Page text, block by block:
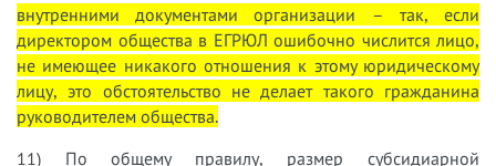
внутренними документами организации – так, если
директором общества в ЕГРЮЛ ошибочно числится лицо,
не имеющее никакого отношения к этому юридическому
лицу, это обстоятельство не делает такого гражданина
руководителем общества.
11) По общему правилу, размер субсидиарной